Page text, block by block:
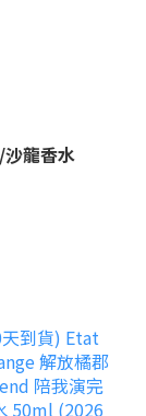
龍香水